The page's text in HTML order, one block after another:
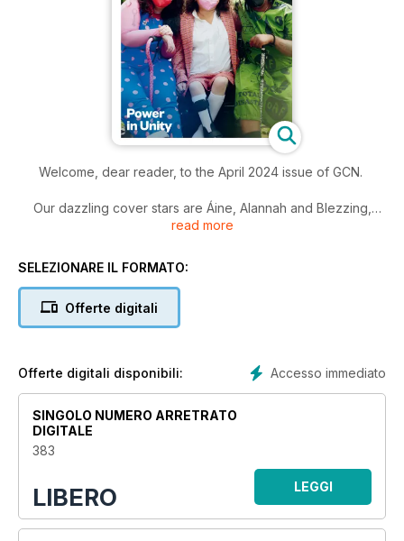
Welcome, dear reader, to the April 2024 issue of GCN.
Our dazzling cover stars are Áine, Alannah and Blezzing,
photographed beautifully by Steven Peice. The cover shoot
the history of the disability rights movement in Ireland and the
Women’s Weekend to I’m Grand Mam’s national tour, from
across the magazine.
On the note of queer parties, we also travel back in time to
some of the most iconic club nights to grace Dublin City: GAG,
POWDERBUBBLE and H.A.M. Meanwhile, a separate historical
members of the Sexual Liberation Movement, this time
read more
SELEZIONARE IL FORMATO:
Offerte digitali
Accesso immediato
Offerte digitali disponibili:
SINGOLO NUMERO ARRETRATO
DIGITALE
383
LIBERO LEGGI